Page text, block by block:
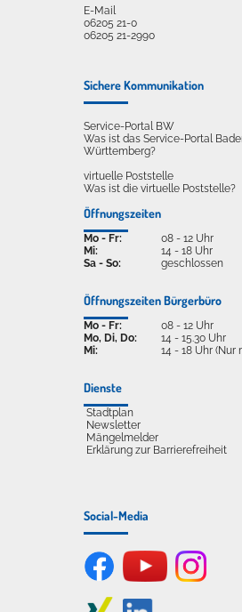
E-Mail
06205 21-0
06205 21-2990
Sichere Kommunikation
Service-Portal BW
Was ist das Service-Portal
Württemberg?
virtuelle Poststelle
Was ist die virtuelle Poststelle?
Öffnungszeiten
Mo - Fr:
Mi:
Sa - So:
08 - 12 Uhr
14 - 18 Uhr
geschlossen
Öffnungszeiten Bürgerbüro
Mo - Fr:
Mo, Di, Do:
Mi:
08 - 12 Uhr
14 - 15.30 Uhr
14 - 18 Uhr (Nur
Dienste
Stadtplan
Newsletter
Mängelmelder
Erklärung zur Barrierefreiheit
Social-Media